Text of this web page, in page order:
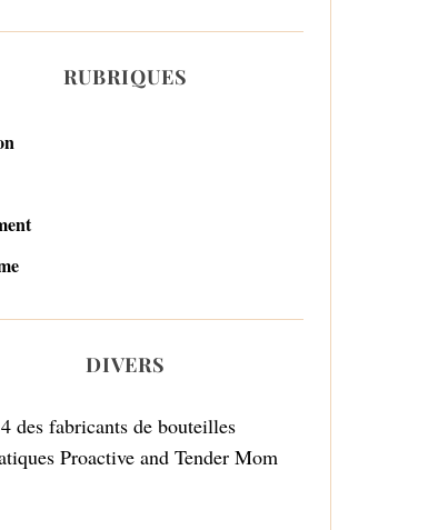
RUBRIQUES
DIVERS
Top 4 des fabricants de